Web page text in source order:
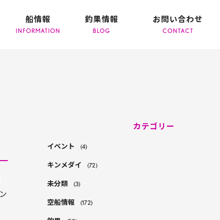
船情報 釣果情報 お問い合わせ
カテゴリー
イベント (4)
キンメダイ (72)
未分類 (3)
空船情報 (172)